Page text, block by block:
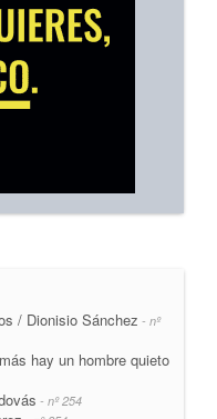
/ Dionisio Sánchez - nº
hay un hombre quieto
- nº 254